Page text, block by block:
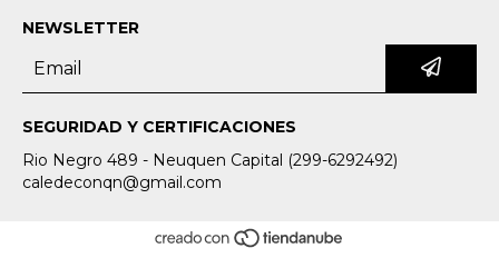
NEWSLETTER
SEGURIDAD Y CERTIFICACIONES
Rio Negro 489 - Neuquen Capital (299-6292492)
caledeconqn@gmail.com